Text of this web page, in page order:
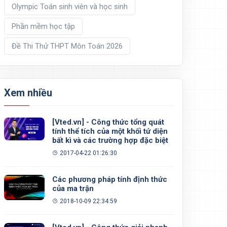
Olympic Toán sinh viên và học sinh
Phần mềm học tập
Đề Thi Thử THPT Môn Toán 2026
Xem nhiều
[Vted.vn] - Công thức tổng quát
tính thể tích của một khối tứ diện
bất kì và các trường hợp đặc biệt
2017-04-22 01:26:30
Các phương pháp tính định thức
của ma trận
2018-10-09 22:34:59